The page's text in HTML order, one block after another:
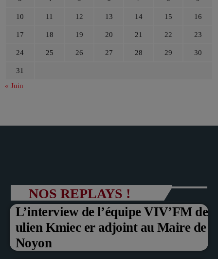
10 11 12 13 14 15 16
17 18 19 20 21 22 23
24 25 26 27 28 29 30
31
« Juin
NOS REPLAYS !
L’interview de l’équipe VIV’FM de
ulien Kmiec er adjoint au Maire de
Noyon